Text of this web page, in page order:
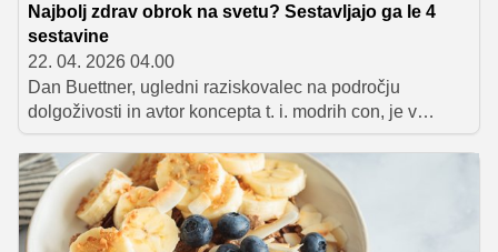
Najbolj zdrav obrok na svetu? Sestavljajo ga le 4
sestavine
22. 04. 2026 04.00
Dan Buettner, ugledni raziskovalec na področju
dolgoživosti in avtor koncepta t. i. modrih con, je v
svojem zadnjem strokovnem prispevku izpostavil
kulinarično rešitev, ki jo utemeljeno uvršča med
"najučinkovitejše in najbolj blagodejne obroke na
svetu".